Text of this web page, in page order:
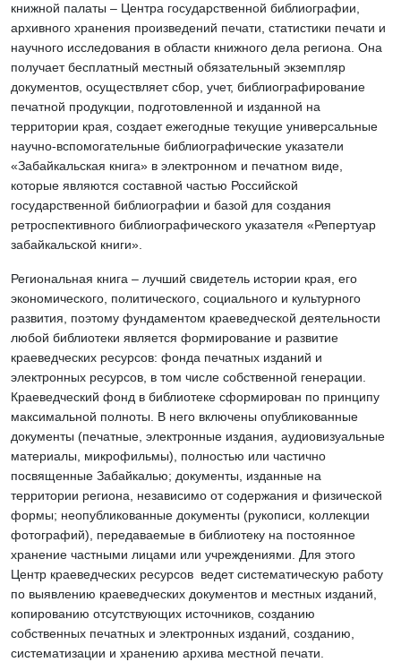
книжной палаты – Центра государственной библиографии,
архивного хранения произведений печати, статистики печати и
научного исследования в области книжного дела региона. Она
получает бесплатный местный обязательный экземпляр
документов, осуществляет сбор, учет, библиографирование
печатной продукции, подготовленной и изданной на
территории края, создает ежегодные текущие универсальные
научно-вспомогательные библиографические указатели
«Забайкальская книга» в электронном и печатном виде,
которые являются составной частью Российской
государственной библиографии и базой для создания
ретроспективного библиографического указателя «Репертуар
забайкальской книги».
Региональная книга – лучший свидетель истории края, его
экономического, политического, социального и культурного
развития, поэтому фундаментом краеведческой деятельности
любой библиотеки является формирование и развитие
краеведческих ресурсов: фонда печатных изданий и
электронных ресурсов, в том числе собственной генерации.
Краеведческий фонд в библиотеке сформирован по принципу
максимальной полноты. В него включены опубликованные
документы (печатные, электронные издания, аудиовизуальные
материалы, микрофильмы), полностью или частично
посвященные Забайкалью; документы, изданные на
территории региона, независимо от содержания и физической
формы; неопубликованные документы (рукописи, коллекции
фотографий), передаваемые в библиотеку на постоянное
хранение частными лицами или учреждениями. Для этого
Центр краеведческих ресурсов ведет систематическую работу
по выявлению краеведческих документов и местных изданий,
копированию отсутствующих источников, созданию
собственных печатных и электронных изданий, созданию,
систематизации и хранению архива местной печати.